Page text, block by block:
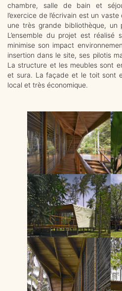
chambre, salle de bain et
l’exercice de l’écrivain est un
une très grande bibliothèque, un
L’ensemble du projet est réalisé
minimise son impact
insertion dans le site, ses pilotis
La structure et les meubles sont
et sura. La façade et le toit sont
local et très économique.